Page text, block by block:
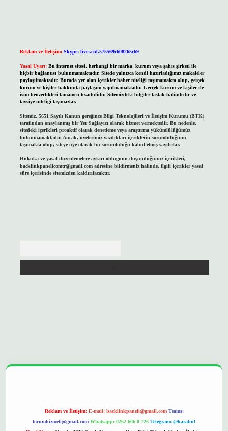
Reklam ve İletişim: Skype: live:.cid.575569c608265c69
Yasal Uyarı: Bu internet sitesi, herhangi bir marka, kurum veya şahıs şirketi ile
hiçbir bağlantısı bulunmamaktadır. Sitede yalnızca kendi hazırladığımız makaleler
paylaşılmaktadır. Burada yer alan içerikler haber niteliği taşımamakta olup, gerçek
kurum ve kişiler hakkında paylaşım yapılmamaktadır. Gerçek kurum ve kişiler ile
isim benzerlikleri tamamen tesadüfidir. Sitemizdeki bilgiler taslak halindedir ve
tavsiye niteliği taşımazlar.
Sitemiz, 5651 Sayılı Kanun gereğince Bilgi Teknolojileri ve İletişim Kurumu (BTK)
tarafından onaylanmış bir Yer Sağlayıcı olarak hizmet vermektedir. Bu nedenle,
sitedeki içerikleri proaktif olarak denetleme veya araştırma yükümlülüğümüz
bulunmamaktadır. Ancak, üyelerimiz yazdıkları içeriklerin sorumluluğunu
taşımakta olup, siteye üye olarak bu sorumluluğu kabul etmiş sayılırlar.
Hukuka ve yasal düzenlemelere aykırı olduğunu düşündüğünüz içerikleri,
backlinkpanelicomtr@gmail.comadresine bildirmeniz halinde, ilgili içerikler yasal
süre içerisinde sitemizden kaldırılacaktır.
Reklam ve İletişim: E-mail: backlinkpaneli@gmail.com Teams:
forumhizmeti@gmail.com Whatsapp: 0262 606 0 726 Telegram: @karabul